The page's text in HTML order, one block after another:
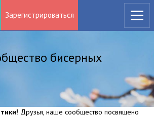
Зарегистрироваться
бисерных
Друзья, наше сообщество посвящено